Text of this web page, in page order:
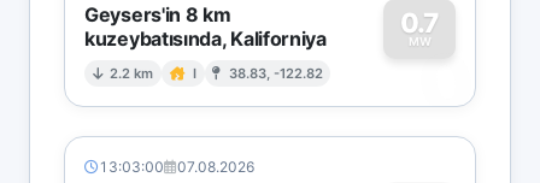
Geysers'in 8 km
kuzeybatısında, Kaliforniya
2.2 km I 38.83, -122.82
0.7
MW
0
13:03:00 07.08.2026